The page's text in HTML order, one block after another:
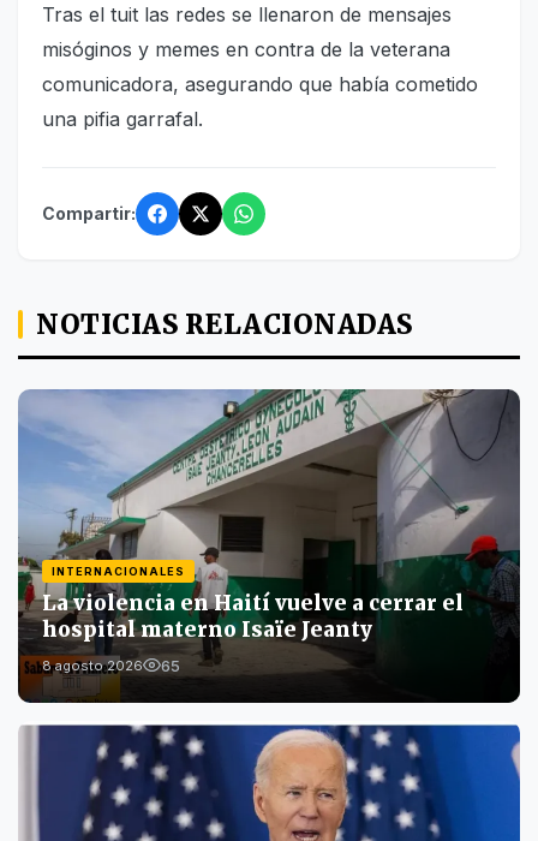
Tras el tuit las redes se llenaron de mensajes
misóginos y memes en contra de la veterana
comunicadora, asegurando que había cometido
una pifia garrafal.
Compartir:
NOTICIAS RELACIONADAS
INTERNACIONALES
La violencia en Haití vuelve a cerrar el
hospital materno Isaïe Jeanty
8 agosto 2026 65